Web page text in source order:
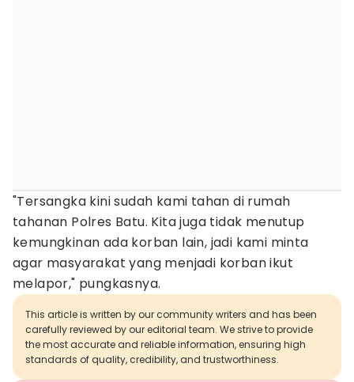
"Tersangka kini sudah kami tahan di rumah
tahanan Polres Batu. Kita juga tidak menutup
kemungkinan ada korban lain, jadi kami minta
agar masyarakat yang menjadi korban ikut
melapor," pungkasnya.
This article is written by our community writers and has been
carefully reviewed by our editorial team. We strive to provide
the most accurate and reliable information, ensuring high
standards of quality, credibility, and trustworthiness.